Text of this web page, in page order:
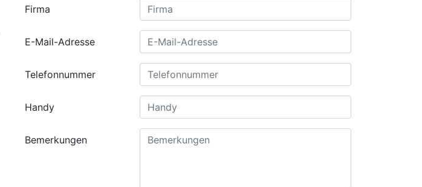
Firma
E-Mail-Adresse
Telefonnummer
Handy
Bemerkungen